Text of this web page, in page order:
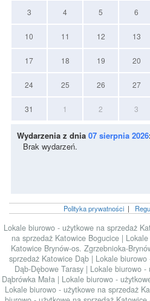
3 4 5 6
10 11 12 13
17 18 19 20
24 25 26 27
31 1 2 3
Wydarzenia z dnia 07 sierpnia 2026
Brak wydarzeń.
Polityka prywatności|
Lokale biurowo - użytkowe na sprzedaż
na sprzedaż Katowice Bogucice |
Katowice Brynów-os. Zgrzebnioka-
sprzedaż Katowice Dąb| Lokale
Dąb-Dębowe Tarasy| Lokale biurowo -
Dąbrówka Mała | Lokale biurowo -
Lokale biurowo - użytkowe na sprzedaż